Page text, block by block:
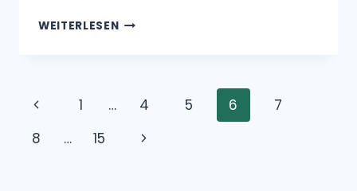
WEITERLESENSOPHIA
Seitennavigation
Vorherige
Seite
1 … 4 5 6
7
8
… 15
Nächste